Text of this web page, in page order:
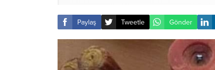
Paylaş Tweetle Gönder